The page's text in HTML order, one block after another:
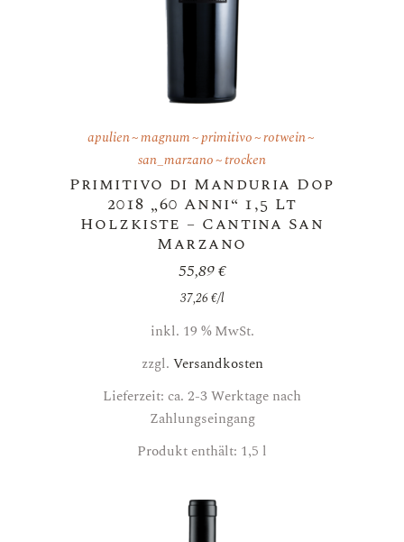
apulien magnum primitivo rotwein
san_marzano
trocken
Primitivo di Manduria Dop
2018 „60 Anni“ 1,5 Lt
Holzkiste – Cantina San
Marzano
55,89€
37,26 €/l
inkl. 19 % MwSt.
zzgl. Versandkosten
Lieferzeit: ca. 2-3 Werktage nach
Zahlungseingang
Produkt enthält: 1,5 l